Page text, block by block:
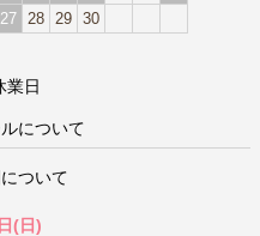
27
28 29 30
業日
について
ついて
(日)